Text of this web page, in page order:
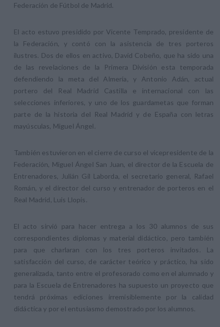
Federación de Fútbol de Madrid.
El acto estuvo presidido por Vicente Temprado, presidente de
la Federación, y contó con la asistencia de tres porteros
ilustres. Dos de ellos en activo, David Cobeño, que ha sido una
de las revelaciones de la Primera División esta temporada
defendiendo la meta del Almería, y Antonio Adán, actual
portero del Real Madrid Castilla e internacional con las
selecciones inferiores, y uno de los guardametas que forman
parte de la historia del Real Madrid y de España con letras
mayúsculas, Miguel Ángel.
También estuvieron en el cierre de curso el vicepresidente de la
Federación, Miguel Ángel San Juan, el director de la Escuela de
Entrenadores, Julián Gil Laborda, el secretario general, Rafael
Román, y el director del curso y entrenador de porteros en el
Real Madrid, Luis Llopis.
El acto sirvió para hacer entrega a los 30 alumnos de sus
correspondientes diplomas y material didáctico, pero también
para que charlaran con los tres porteros invitados. La
satisfacción del curso, de carácter teórico y práctico, ha sido
generalizada, tanto entre el profesorado como en el alumnado y
para la Escuela de Entrenadores ha supuesto un proyecto que
tendrá próximas ediciones irremisiblemente por la calidad
didáctica y por el entusiasmo demostrado por los alumnos.